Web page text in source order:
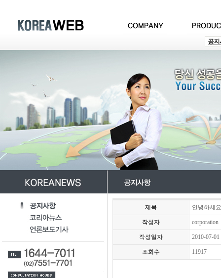
제목 안녕하세
작성자 corporation
작성일자 2010-07-01
조회수 11917